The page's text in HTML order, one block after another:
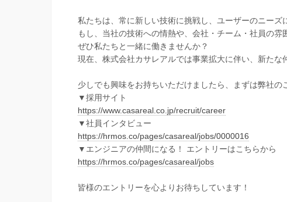
私たちは、常に新しい技術に挑戦し、ユーザーのニーズ
もし、当社の技術への情熱や、会社・チーム・社員の雰
ぜひ私たちと一緒に働きませんか？
現在、株式会社カサレアルでは事業拡大に伴い、新たな
少しでも興味をお持ちいただけましたら、まずは弊社の
▼採用サイト
https://www.casareal.co.jp/recruit/career
▼社員インタビュー
https://hrmos.co/pages/casareal/jobs/0000016
▼エンジニアの仲間になる！ エントリーはこちらから
https://hrmos.co/pages/casareal/jobs
皆様のエントリーを心よりお待ちしています！